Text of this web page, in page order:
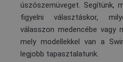
úszószemüveget. Segítünk,
figyelni választáskor,
válasszon medencébe vagy
mely modellekkel van a
legjobb tapasztalatunk.